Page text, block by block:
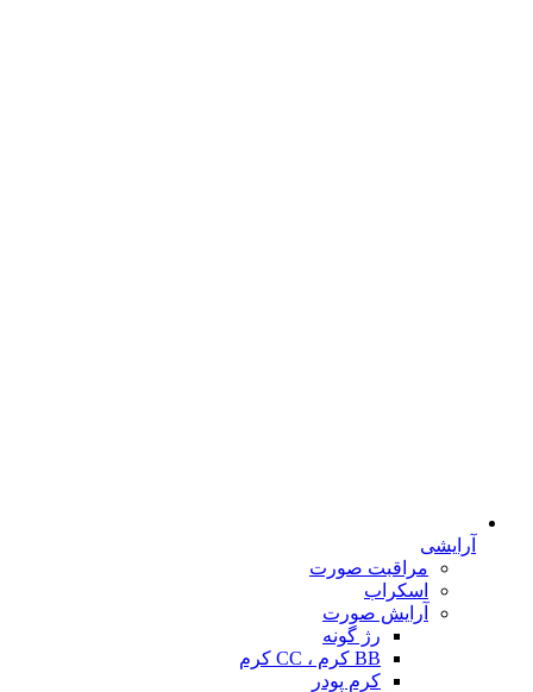
آرایشی
مراقبت صورت
اسکراب
آرایش صورت
رژ گونه
BB کرم ، CC کرم
کرم پودر